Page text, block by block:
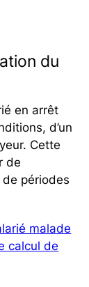
du
en arrêt
d’un
Cette
de
périodes
malade
calcul de